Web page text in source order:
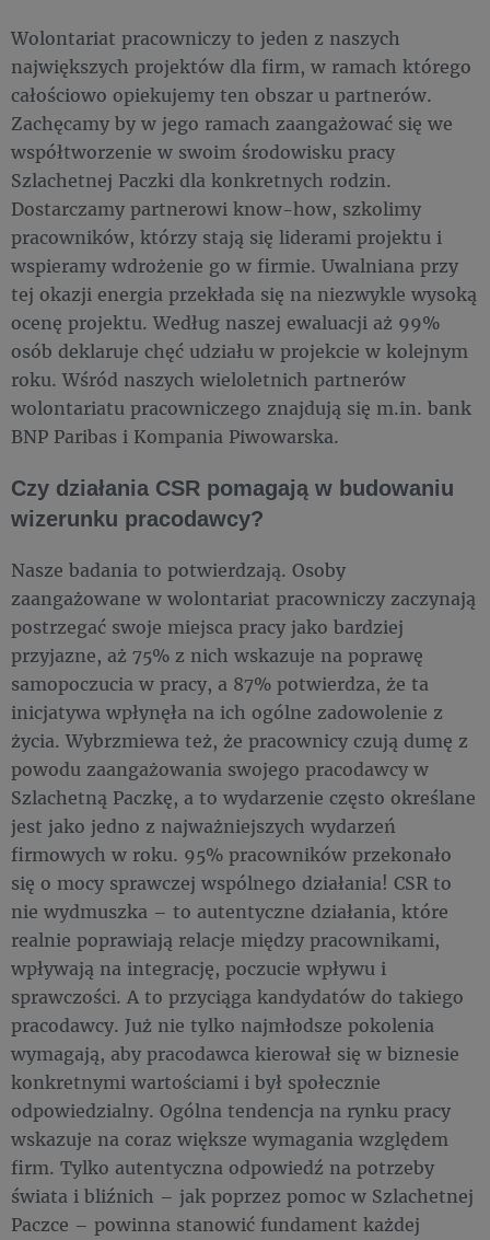
Wolontariat pracowniczy to jeden z naszych
największych projektów dla firm, w ramach którego
całościowo opiekujemy ten obszar u partnerów.
Zachęcamy by w jego ramach zaangażować się we
współtworzenie w swoim środowisku pracy
Szlachetnej Paczki dla konkretnych rodzin.
Dostarczamy partnerowi know-how, szkolimy
pracowników, którzy stają się liderami projektu i
wspieramy wdrożenie go w firmie. Uwalniana przy
tej okazji energia przekłada się na niezwykle wysoką
ocenę projektu. Według naszej ewaluacji aż 99%
osób deklaruje chęć udziału w projekcie w kolejnym
roku. Wśród naszych wieloletnich partnerów
wolontariatu pracowniczego znajdują się m.in. bank
BNP Paribas i Kompania Piwowarska.
Czy działania CSR pomagają w budowaniu
wizerunku pracodawcy?
Nasze badania to potwierdzają. Osoby
zaangażowane w wolontariat pracowniczy zaczynają
postrzegać swoje miejsca pracy jako bardziej
przyjazne, aż 75% z nich wskazuje na poprawę
samopoczucia w pracy, a 87% potwierdza, że ta
inicjatywa wpłynęła na ich ogólne zadowolenie z
życia. Wybrzmiewa też, że pracownicy czują dumę z
powodu zaangażowania swojego pracodawcy w
Szlachetną Paczkę, a to wydarzenie często określane
jest jako jedno z najważniejszych wydarzeń
firmowych w roku. 95% pracowników przekonało
się o mocy sprawczej wspólnego działania! CSR to
nie wydmuszka – to autentyczne działania, które
realnie poprawiają relacje między pracownikami,
wpływają na integrację, poczucie wpływu i
sprawczości. A to przyciąga kandydatów do takiego
pracodawcy. Już nie tylko najmłodsze pokolenia
wymagają, aby pracodawca kierował się w biznesie
konkretnymi wartościami i był społecznie
odpowiedzialny. Ogólna tendencja na rynku pracy
wskazuje na coraz większe wymagania względem
firm. Tylko autentyczna odpowiedź na potrzeby
świata i bliźnich – jak poprzez pomoc w Szlachetnej
Paczce – powinna stanowić fundament każdej